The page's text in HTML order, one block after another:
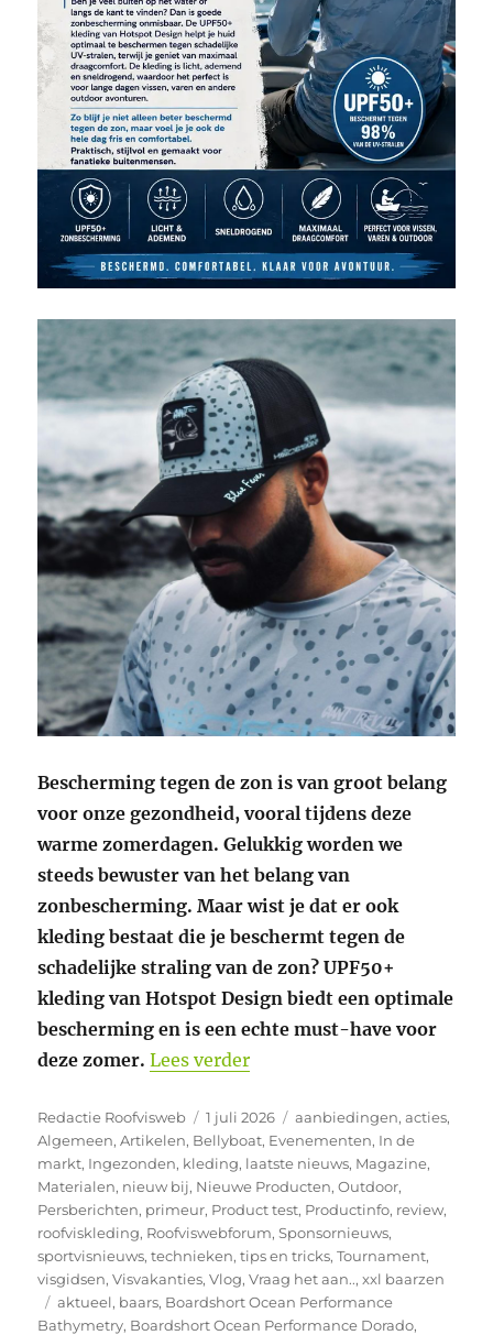
Bescherming tegen de zon is van groot belang
voor onze gezondheid, vooral tijdens deze
warme zomerdagen. Gelukkig worden we
steeds bewuster van het belang van
zonbescherming. Maar wist je dat er ook
kleding bestaat die je beschermt tegen de
schadelijke straling van de zon? UPF50+
kleding van Hotspot Design biedt een optimale
bescherming en is een echte must-have voor
deze zomer. Lees verder“Bescherm je huid tegen
Auteur
Redactie Roofvisweb
Geplaatst
op
1 juli 2026 Categorieën
aanbiedingen,acties,
Algemeen,Artikelen, Bellyboat, Evenementen, In de
markt, Ingezonden, kleding, laatste nieuws, Magazine,
Materialen, nieuw bij, Nieuwe Producten,Outdoor,
Persberichten, primeur, Product test, Productinfo, review,
roofviskleding, Roofviswebforum,Sponsornieuws,
sportvisnieuws,technieken,tips en tricks,Tournament,
visgidsen,Visvakanties,Vlog,Vraag het aan..,xxl baarzen
Tags
aktueel, baars, Boardshort Ocean Performance
Bathymetry, Boardshort Ocean Performance Dorado,